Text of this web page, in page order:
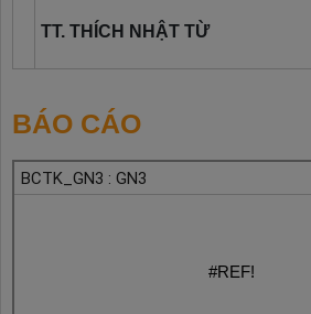
TT. THÍCH NHẬT TỪ
BÁO CÁO